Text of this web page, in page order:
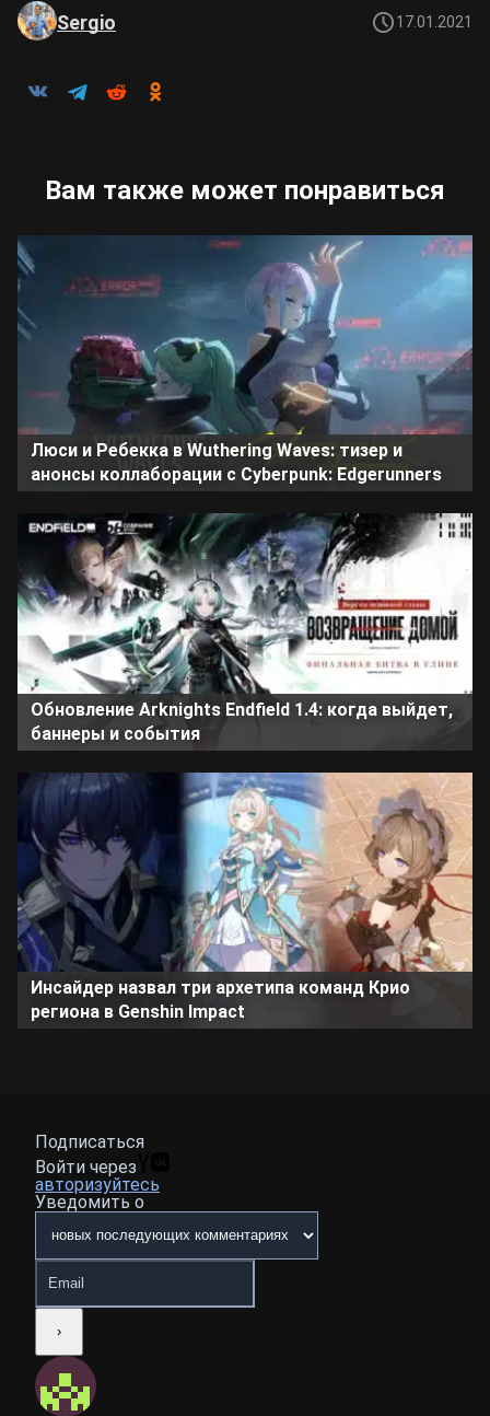
Sergio 17.01.2021
Вам также может понравиться
Люси и Ребекка в Wuthering Waves: тизер и
анонсы коллаборации с Cyberpunk: Edgerunners
Обновление Arknights Endfield 1.4: когда выйдет,
баннеры и события
Инсайдер назвал три архетипа команд Крио
региона в Genshin Impact
Подписаться
Войти через
авторизуйтесь
Уведомить о